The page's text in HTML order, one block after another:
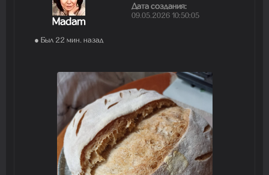
Madam
● Был 22 мин. назад
Дата создания:
09.05.2026 10:50:05